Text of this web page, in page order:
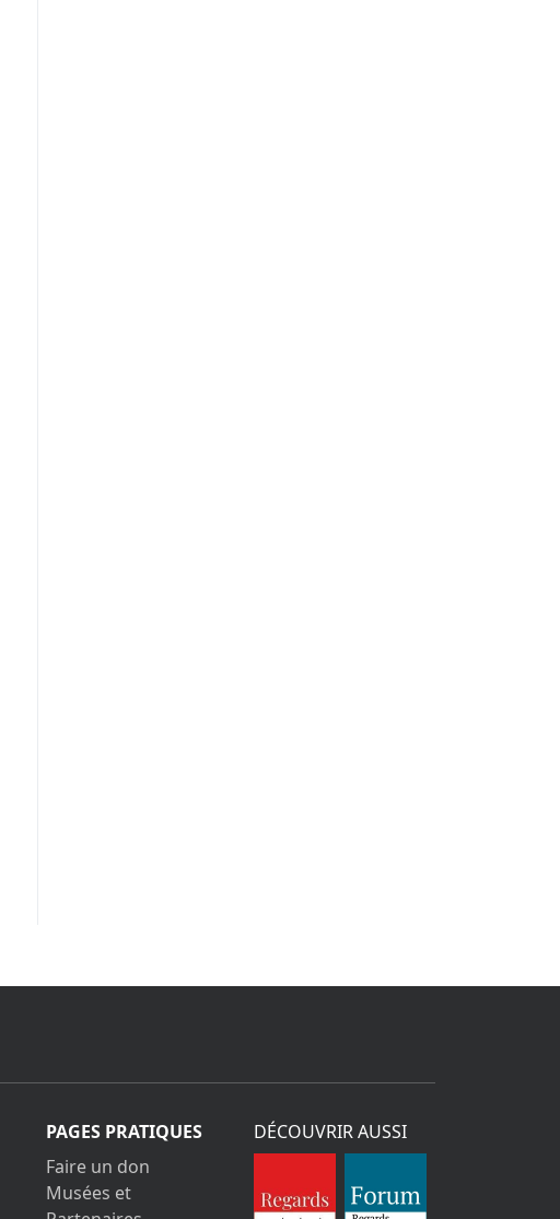
PAGES PRATIQUES
Faire un don
Musées et
DÉCOUVRIR AUSSI